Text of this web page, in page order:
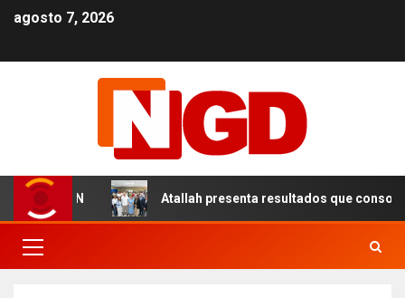
agosto 7, 2026
el DN Atallah presenta resultados que consolidan